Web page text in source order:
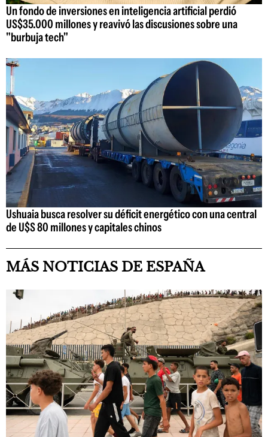
Un fondo de inversiones en inteligencia artificial perdió
US$35.000 millones y reavivó las discusiones sobre una
"burbuja tech"
Ushuaia busca resolver su déficit energético con una central
de U$S 80 millones y capitales chinos
MÁS NOTICIAS DE ESPAÑA